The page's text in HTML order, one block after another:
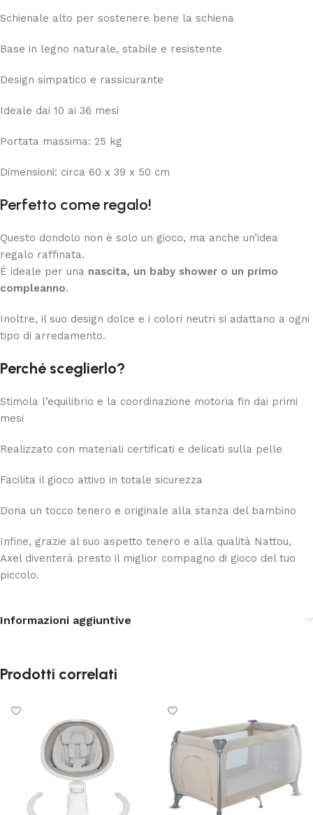
Schienale alto per sostenere bene la schiena
Base in legno naturale, stabile e resistente
Design simpatico e rassicurante
Ideale dai 10 ai 36 mesi
Portata massima: 25 kg
Dimensioni: circa 60 x 39 x 50 cm
Perfetto come regalo!
Questo dondolo non è solo un gioco, ma anche un’idea
regalo raffinata.
È ideale per una nascita, un baby shower o un primo
compleanno.
Inoltre, il suo design dolce e i colori neutri si adattano a ogni
tipo di arredamento.
Perché sceglierlo?
Stimola l’equilibrio e la coordinazione motoria fin dai primi
mesi
Realizzato con materiali certificati e delicati sulla pelle
Facilita il gioco attivo in totale sicurezza
Dona un tocco tenero e originale alla stanza del bambino
Infine, grazie al suo aspetto tenero e alla qualità Nattou,
Axel diventerà presto il miglior compagno di gioco del tuo
piccolo.
Informazioni aggiuntive
Prodotti correlati